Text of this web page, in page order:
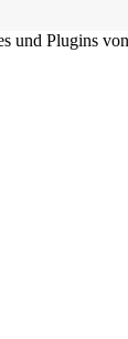
und Plugins